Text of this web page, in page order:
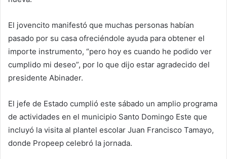
El jovencito manifestó que muchas personas habían
pasado por su casa ofreciéndole ayuda para obtener el
importe instrumento, “pero hoy es cuando he podido ver
cumplido mi deseo”, por lo que dijo estar agradecido del
presidente Abinader.
El jefe de Estado cumplió este sábado un amplio programa
de actividades en el municipio Santo Domingo Este que
incluyó la visita al plantel escolar Juan Francisco Tamayo,
donde Propeep celebró la jornada.